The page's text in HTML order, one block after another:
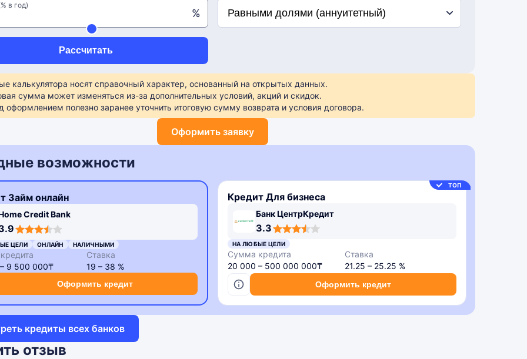
в год)
%
Рассчитать
калькулятора носят справочный характер, основанный на открытых данных.
сумма может изменяться из-за дополнительных условий, акций и скидок.
оформлением полезно заранее уточнить итоговую сумму возврата и условия договора.
Оформить заявку
возможности
ТОП
Займ онлайн
Credit Bank
ЦЕЛИ ОНЛАЙН НАЛИЧНЫМИ
9 500 000₸
Ставка
19 – 38 %
Оформить кредит
Кредит Для бизнеса
Банк ЦентрКредит
3.3
НА ЛЮБЫЕ ЦЕЛИ
Сумма кредита
20 000 – 500 000 000₸
Ставка
21.25 – 25.25 %
Оформить кредит
кредиты всех банков
отзыв